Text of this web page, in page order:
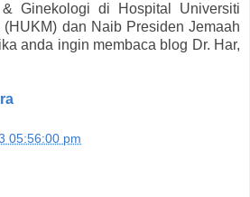
& Ginekologi di Hospital Universiti
dan Naib Presiden Jemaah
anda ingin membaca blog Dr. Har,
05:56:00 pm